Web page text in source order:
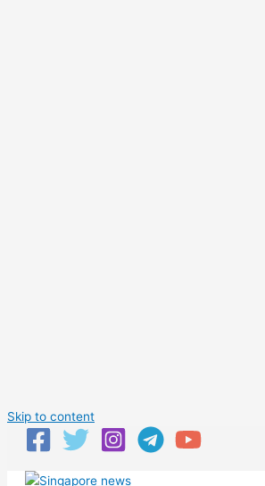
Skip to content